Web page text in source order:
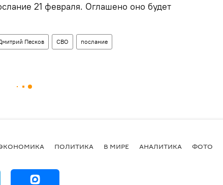
21 февраля. Оглашено оно будет
Песков СВО послание
ПОЛИТИКА В МИРЕ АНАЛИТИКА ФОТО